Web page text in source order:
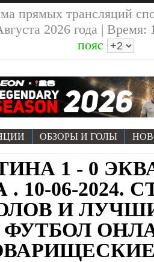
прямых трансляций
2026 года | Время:
пояс
ОБЗОРЫ И ГОЛЫ
1 - 0
10-06-2024.
И